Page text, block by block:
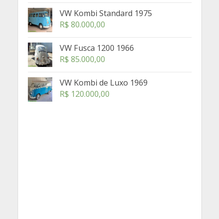
VW Kombi Standard 1975
R$ 80.000,00
VW Fusca 1200 1966
R$ 85.000,00
VW Kombi de Luxo 1969
R$ 120.000,00